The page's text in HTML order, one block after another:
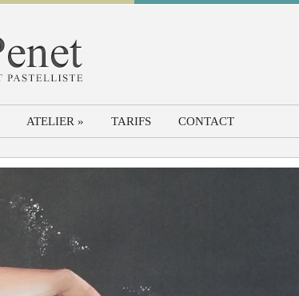
ATELIER » TARIFS CONTACT